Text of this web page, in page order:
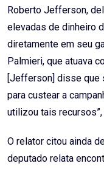
Roberto Jefferson,
elevadas de dinheiro
diretamente em seu
Palmieri, que atuava
[Jefferson] disse que
para custear a
utilizou tais
O relator citou ainda
deputado relata